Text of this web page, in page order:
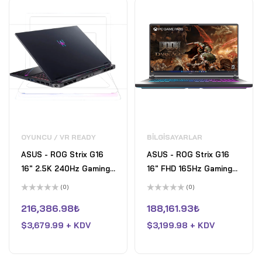
OYUNCU / VR READY
ASUS - ROG Strix G16
16" 2.5K 240Hz Gaming
Laptop - AMD Ryzen 9
RAM - NVIDIA GeForce
RTX 5070 Ti - 1TB SSD -
üzerinden
0
aldı
(0)
216,386.98₺
$3,679.99 + KDV
BILGISAYARLAR
ASUS - ROG Strix G16
16" FHD 165Hz Gaming
Laptop - AMD Ryzen 9
GeForce RTX 5070 Ti -
1TB SSD - Eclipse Grey
üzerinden
0
aldı
(0)
188,161.93₺
$3,199.98 + KDV